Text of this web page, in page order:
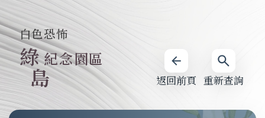
重新查詢
返回前頁
白色恐怖
綠
島
紀念園區